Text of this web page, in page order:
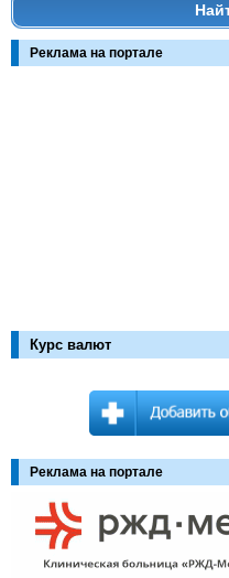
Реклама на портале
Курс валют
Реклама на портале